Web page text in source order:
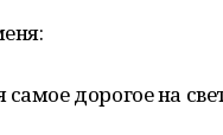
дорогое на